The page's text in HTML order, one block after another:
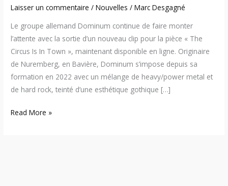
Laisser un commentaire /Nouvelles /Marc Desgagné
Le groupe allemand Dominum continue de faire monter
l’attente avec la sortie d’un nouveau clip pour la pièce « The
Circus Is In Town », maintenant disponible en ligne. Originaire
de Nuremberg, en Bavière, Dominum s’impose depuis sa
formation en 2022 avec un mélange de heavy/power metal et
de hard rock, teinté d’une esthétique gothique […]
Read More »